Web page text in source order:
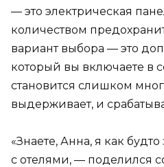
— это электрическая
количеством
вариант выбора — это
который вы включаете в
становится слишком
выдерживает, и
«Знаете, Анна, я как
с отелями, — поделился